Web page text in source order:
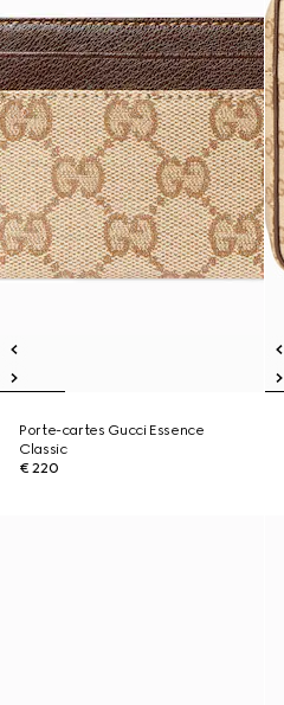
Porte-cartes Gucci Essence
Classic
€ 220